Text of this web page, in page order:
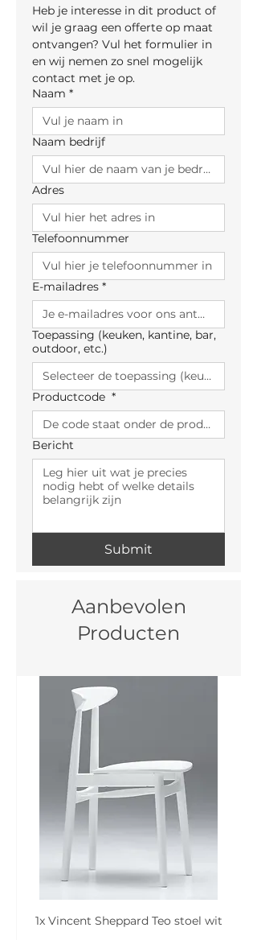
Heb je interesse in dit product of
wil je graag een offerte op maat
ontvangen? Vul het formulier in
en wij nemen zo snel mogelijk
contact met je op.
Naam *
Naam bedrijf
Adres
Telefoonnummer
E-mailadres *
Toepassing (keuken, kantine, bar,
outdoor, etc.)
Productcode *
Bericht
Submit
Aanbevolen
Producten
1x Vincent Sheppard Teo stoel wit